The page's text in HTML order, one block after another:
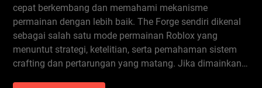
cepat berkembang dan memahami mekanisme
permainan dengan lebih baik. The Forge sendiri dikenal
sebagai salah satu mode permainan Roblox yang
menuntut strategi, ketelitian, serta pemahaman sistem
crafting dan pertarungan yang matang. Jika dimainkan…